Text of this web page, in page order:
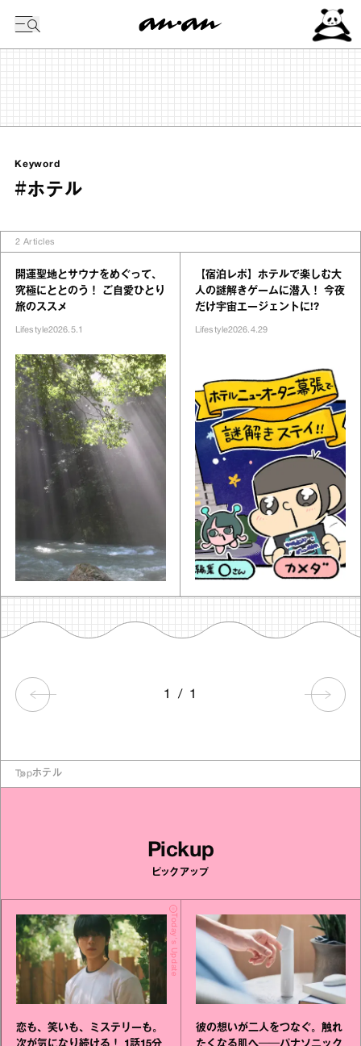
Keyword
#ホテル
2 Articles
開運聖地とサウナをめぐって、
究極にととのう！ ご自愛ひとり
旅のススメ
Lifestyle2026.5.1
【宿泊レポ】ホテルで楽しむ大
人の謎解きゲームに潜入！ 今夜
だけ宇宙エージェントに!?
Lifestyle2026.4.29
1 / 1
Topホテル
Pickup
ピックアップ
Today's Update
恋も、笑いも、ミステリーも。
彼の想いが二人をつなぐ。触れ